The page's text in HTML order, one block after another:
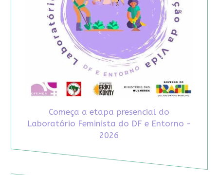
Começa a etapa presencial do
Laboratório Feminista do DF e Entorno -
2026